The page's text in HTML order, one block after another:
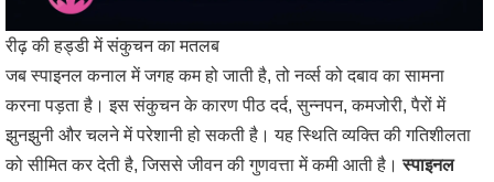
रीढ़ की हड्डी में संकुचन का मतलब
जब स्पाइनल कनाल में जगह कम हो जाती है, तो नर्व्स को दबाव का सामना
करना पड़ता है। इस संकुचन के कारण पीठ दर्द, सुन्नपन, कमजोरी, पैरों में
झुनझुनी और चलने में परेशानी हो सकती है। यह स्थिति व्यक्ति की गतिशीलता
को सीमित कर देती है, जिससे जीवन की गुणवत्ता में कमी आती है।स्पाइनल